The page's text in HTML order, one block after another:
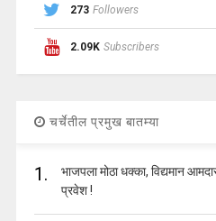
273 Followers
2.09K Subscribers
चर्चेतील प्रमुख बातम्या
1.
भाजपला मोठा धक्का, विद्यमान
प्रवेश !